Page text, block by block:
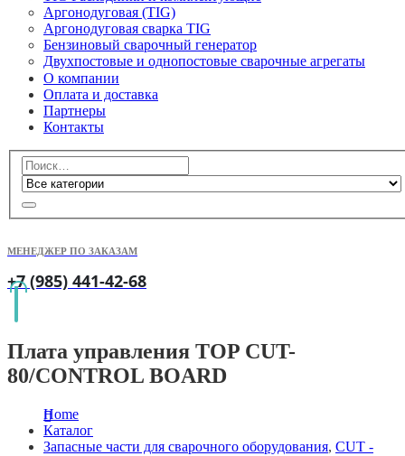
Аргонодуговая (TIG)
Аргонодуговая сварка TIG
Бензиновый сварочный генератор
Двухпостовые и однопостовые сварочные агрегаты
О компании
Оплата и доставка
Партнеры
Контакты
МЕНЕДЖЕР ПО ЗАКАЗАМ
+7 (985) 441-42-68
Плата управления TOP CUT-
80/CONTROL BOARD
Home
Каталог
Запасные части для сварочного оборудования, CUT -